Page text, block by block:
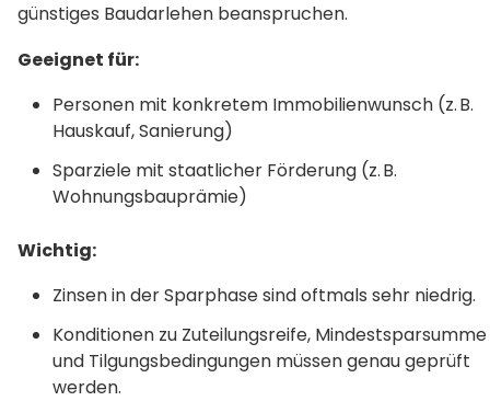
günstiges Baudarlehen beanspruchen.
Geeignet für:
Personen mit konkretem Immobilienwunsch (z. B.
Hauskauf, Sanierung)
Sparziele mit staatlicher Förderung (z. B.
Wohnungsbauprämie)
Wichtig:
Zinsen in der Sparphase sind oftmals sehr niedrig.
Konditionen zu Zuteilungsreife, Mindestsparsumme
und Tilgungsbedingungen müssen genau geprüft
werden.